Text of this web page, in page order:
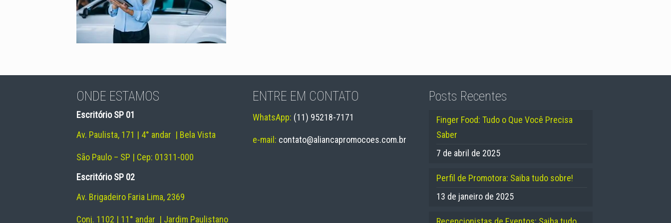
ONDE ESTAMOS
Escritório SP 01
Av. Paulista, 171 | 4° andar | Bela Vista
São Paulo – SP | Cep: 01311-000
Escritório SP 02
Av. Brigadeiro Faria Lima, 2369
Conj. 1102 | 11° andar | Jardim Paulistano
ENTRE EM CONTATO
WhatsApp: (11) 95218-7171
e-mail: contato@aliancapromocoes.com.br
Posts Recentes
Finger Food: Tudo o Que Você Precisa
Saber
7 de abril de 2025
Perfil de Promotora: Saiba tudo sobre!
13 de janeiro de 2025